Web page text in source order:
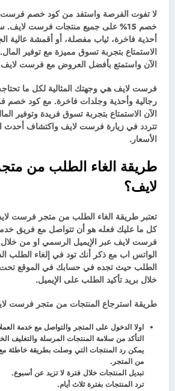
لا تفوت الفرصة واستفد من كود خصم
خصم 15% على جميع منتجات فرست
أحذية فاخرة، ثياب مفصلة، أو أقمشة عالية
الاستمتاع بتجربة تسوق مميزة مع توفير
الآن واستمتع بأفضل العروض مع فرست
فرست لايف هي وجهتك المثالية لكل ما
رجالية وأحذية وجلدات فاخرة. مع كود خصم
الآن الاستمتاع بتجربة تسوق فريدة وتوفير
تتردد في زيارة فرست لايف واكتشاف أحدث
الأسعار.
طريقة الغاء الطلب من
لايف؟
تعتبر طريقة الغاء الطلب من متجر فرست
كل ما عليك فعله هو أن تتواصل مع فريق
فرست لايف عبر الإيميل الرسمي او من خلال
الواتس اب مع ذكر أنك تود في إلغاء الطلب
الطلب حيث تجده في حسابك في الموقع
خلال بريد تأكيد الطلب على الإيميل.
طريقة استرجاع المنتجات من متجر فرست
اولا الدخول على المتجر والتواصل مع خدمة
التأكد من سلامة المنتجات المرسلة والتغليف
يمكن رد المنتجات التي وصلت بطريقة خاطئة
من المتجر.
تبديل المنتجات خلال فترة لا تزيد عن أسبوع.
ترد المنتجات بفترة ثلاث أيام.